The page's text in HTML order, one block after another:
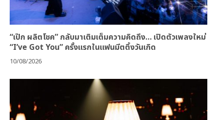
“เป๊ก ผลิตโชค” กลับมาเติมเต็มความคิดถึง… เปิดตัวเพลงใหม่
“I’ve Got You” ครั้งแรกในแฟนมีตติ้งวันเกิด
10/08/2026